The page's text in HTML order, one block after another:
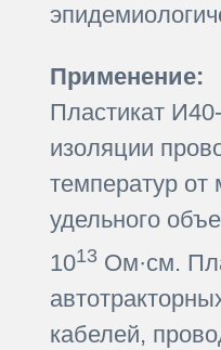
Применение:
Пластикат
изоляции
температур
удельного
1013 Ом·см.
кабелей,